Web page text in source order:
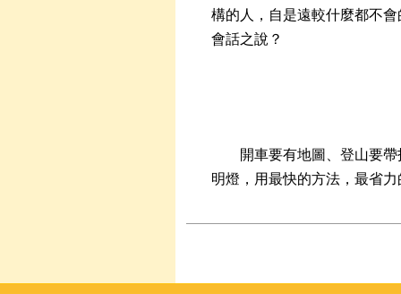
構的人，自是遠較什麼都不
會話之說？
開車要有地圖、登山要
明燈，用最快的方法，最省